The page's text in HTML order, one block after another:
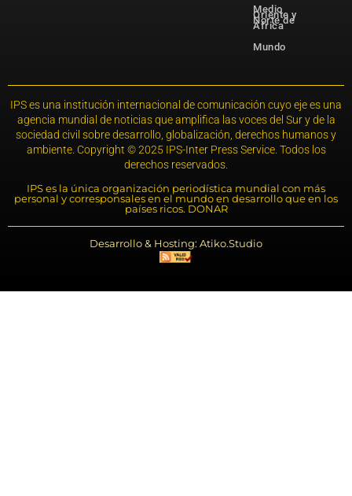
Medio
Oriente y
Norte de
África
Mundo
IPS es una institución internacional de comunicación cuyo eje es una
agencia mundial de noticias que amplifica las voces del Sur y de la
sociedad civil sobre desarrollo, globalización, derechos humanos y
ambiente. Copyright © 2025 IPS-Inter Press Service. Todos los
derechos reservados.
IPS es la única organización periodística mundial con más
personal y corresponsales en el mundo en desarrollo que en los
países ricos. DONAR
Desarrollo & Hosting: Atiko.Studio